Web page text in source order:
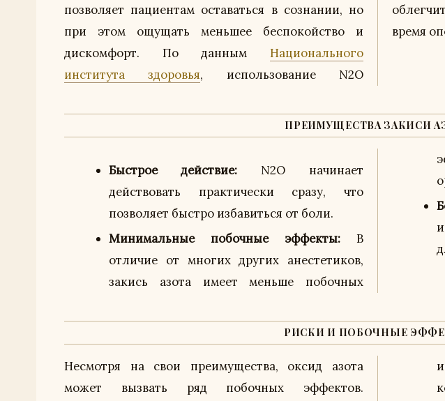
позволяет пациентам оставаться в сознании, но
при этом ощущать меньшее беспокойство и
дискомфорт. По данным Национального
института здоровья, использование N2O
время
ПРЕИМУЩЕСТВА ЗАКИСИ
Быстрое действие: N2O начинает
действовать практически сразу, что
позволяет быстро избавиться от боли.
Минимальные побочные эффекты: В
отличие от многих других анестетиков,
закись азота имеет меньше побочных
РИСКИ И ПОБОЧНЫЕ
Несмотря на свои преимущества, оксид азота
может вызвать ряд побочных эффектов.